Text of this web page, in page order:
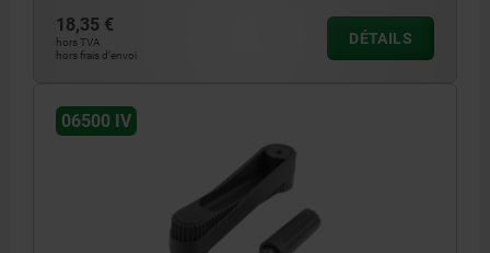
de 90° par rapport à la rainure de clavette
18,35 €
hors TVA
hors frais d’envoi
DÉTAILS
06500 IV